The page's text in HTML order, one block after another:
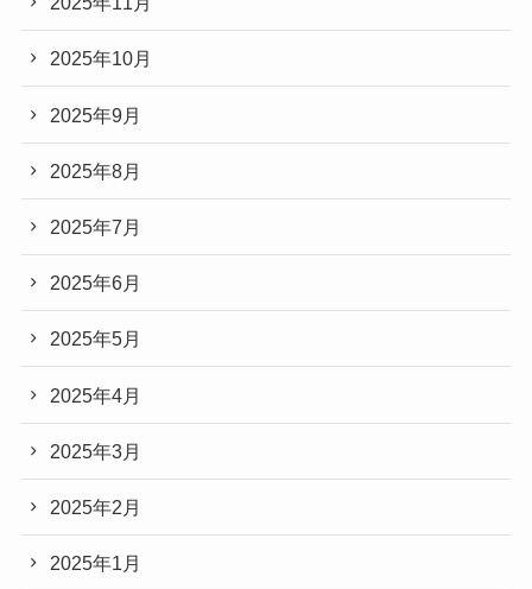
2025年10月
2025年9月
2025年8月
2025年7月
2025年6月
2025年5月
2025年4月
2025年3月
2025年2月
2025年1月